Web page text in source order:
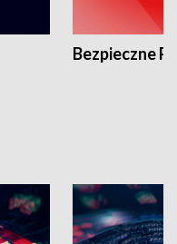
Bezpieczne